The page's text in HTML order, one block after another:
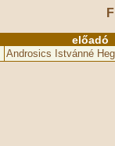
előadó
Androsics Istvánné